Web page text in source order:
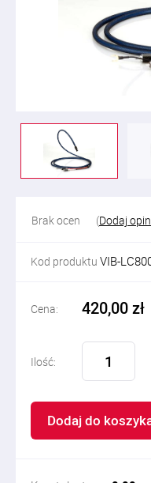
Brak ocen (Dodaj
Kod produktu VIB-
Cena: 420,00 zł
Ilość:
Dodaj do